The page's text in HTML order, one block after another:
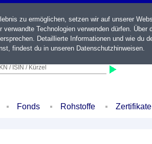
/ ISIN / Kürzel
Fonds Rohstoffe Zertifikate
zu ermöglichen, setzen wir auf unserer
Technologien verwenden dürfen.
Detaillierte Informationen und wie du
findest du in unseren Datenschutzhinweisen.